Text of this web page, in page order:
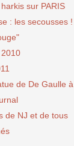
sur PARIS
: les secousses !
de De Gaulle
de NJ et de tous